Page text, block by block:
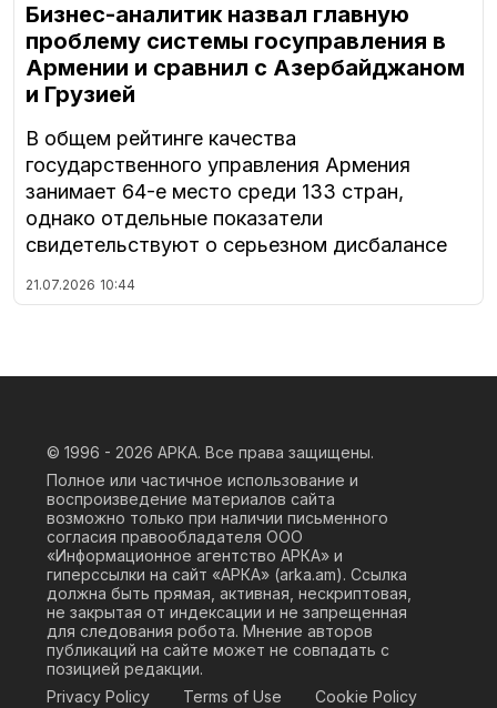
Бизнес-аналитик назвал главную
проблему системы госуправления в
Армении и сравнил с Азербайджаном
и Грузией
В общем рейтинге качества
государственного управления Армения
занимает 64-е место среди 133 стран,
однако отдельные показатели
свидетельствуют о серьезном дисбалансе
21.07.2026 10:44
© 1996 - 2026 АРКА. Все права защищены.
Полное или частичное использование и
воспроизведение материалов сайта
возможно только при наличии письменного
согласия правообладателя ООО
«Информационное агентство АРКА» и
гиперссылки на сайт «АРКА» (arka.am). Ссылка
должна быть прямая, активная, нескриптовая,
не закрытая от индексации и не запрещенная
для следования робота. Мнение авторов
публикаций на сайте может не совпадать с
позицией редакции.
Privacy Policy
Terms of Use Cookie Policy